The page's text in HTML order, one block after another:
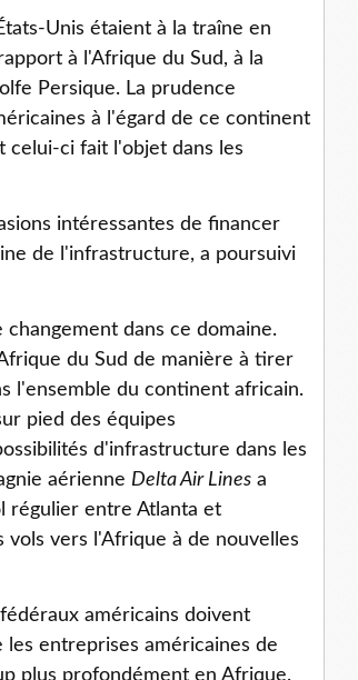
Unis étaient à la traîne en
à l'Afrique du Sud, à la
Persique. La prudence
à l'égard de ce continent
celui-ci fait l'objet dans les
intéressantes de financer
de l'infrastructure, a poursuivi
dans ce domaine.
du Sud de manière à tirer
l'ensemble du continent africain.
pied des équipes
d'infrastructure dans les
aérienne Delta Air Lines a
régulier entre Atlanta et
vers l'Afrique à de nouvelles
américains doivent
les entreprises américaines de
plus profondément en Afrique.